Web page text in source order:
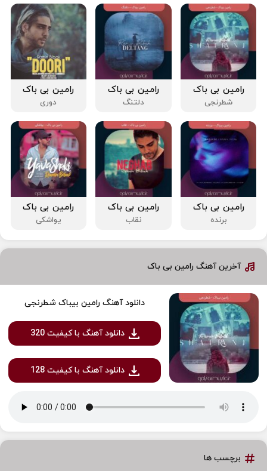
رامین بی باک
شطرنجی
رامین بی باک
دلتنگ
رامین بی باک
دوری
رامین بی باک
برنده
رامین بی باک
نقاب
رامین بی باک
یواشکی
آخرین آهنگ رامین بی باک
دانلود آهنگ رامین بیباک شطرنجی
دانلود آهنگ با کیفیت 320
دانلود آهنگ با کیفیت 128
برچسب ها